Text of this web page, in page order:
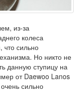
из-за
колеса
сильно
Но никто не
данную ступицу на
от Daewoo Lanos
сильно